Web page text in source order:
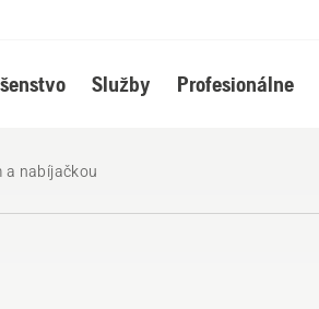
Služby Profesionálne
a nabíjačkou